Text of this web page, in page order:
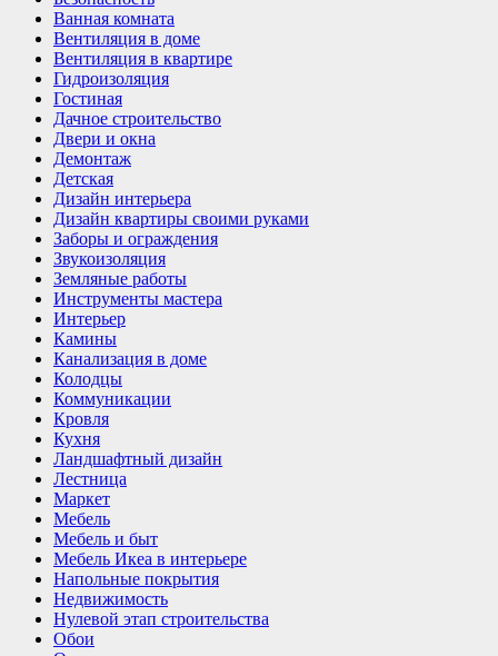
Ванная комната
Вентиляция в доме
Вентиляция в квартире
Гидроизоляция
Гостиная
Дачное строительство
Двери и окна
Демонтаж
Детская
Дизайн интерьера
Дизайн квартиры своими руками
Заборы и ограждения
Звукоизоляция
Земляные работы
Инструменты мастера
Интерьер
Камины
Канализация в доме
Колодцы
Коммуникации
Кровля
Кухня
Ландшафтный дизайн
Лестница
Маркет
Мебель
Мебель и быт
Мебель Икеа в интерьере
Напольные покрытия
Недвижимость
Нулевой этап строительства
Обои